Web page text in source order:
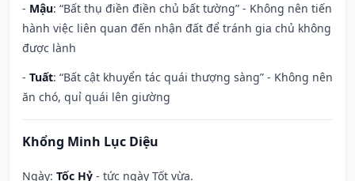
- Mậu: “Bất thụ điền điền chủ bất tường” - Không nên tiến
hành việc liên quan đến nhận đất để tránh gia chủ không
được lành
- Tuất: “Bất cật khuyển tác quái thượng sàng” - Không nên
ăn chó, quỉ quái lên giường
Khổng Minh Lục Diệu
Ngày: Tốc Hỷ - tức ngày Tốt vừa.